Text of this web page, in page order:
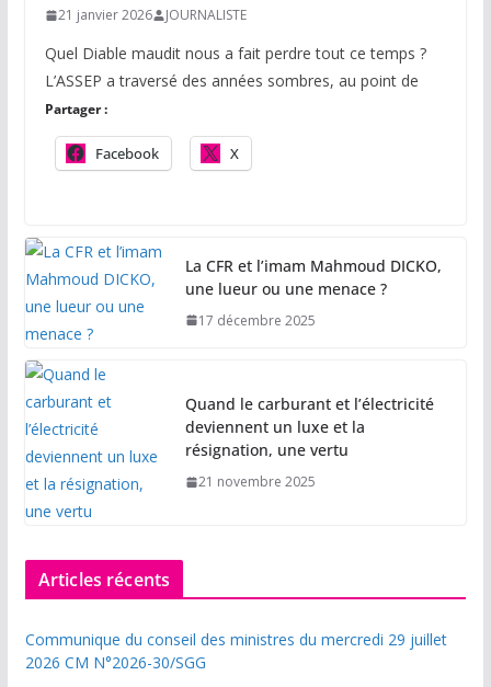
21 janvier 2026 JOURNALISTE
Quel Diable maudit nous a fait perdre tout ce temps ?
L’ASSEP a traversé des années sombres, au point de
Partager :
Facebook X
La CFR et l’imam Mahmoud DICKO,
une lueur ou une menace ?
17 décembre 2025
Quand le carburant et l’électricité
deviennent un luxe et la
résignation, une vertu
21 novembre 2025
Articles récents
Communique du conseil des ministres du mercredi 29 juillet
2026 CM N°2026-30/SGG